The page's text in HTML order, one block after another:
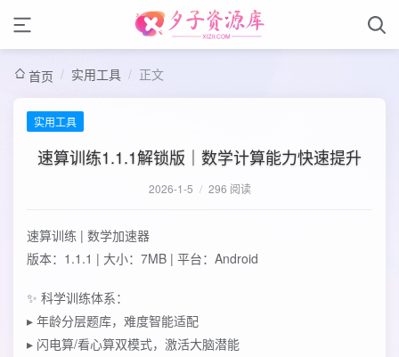
首页 / 实用工具 / 正文
实用工具
速算训练1.1.1解锁版｜数学计算能力快速提升
2026-1-5 / 296 阅读
‌速算训练 | 数学加速器‌
‌版本‌：1.1.1 | ‌大小‌：7MB | ‌平台‌：Android
✨ ‌科学训练体系‌：
▸ 年龄分层题库，难度智能适配
▸ 闪电算/看心算双模式，激活大脑潜能